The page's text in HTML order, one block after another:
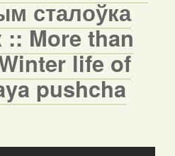
сталоўка
More than
life of
pushcha